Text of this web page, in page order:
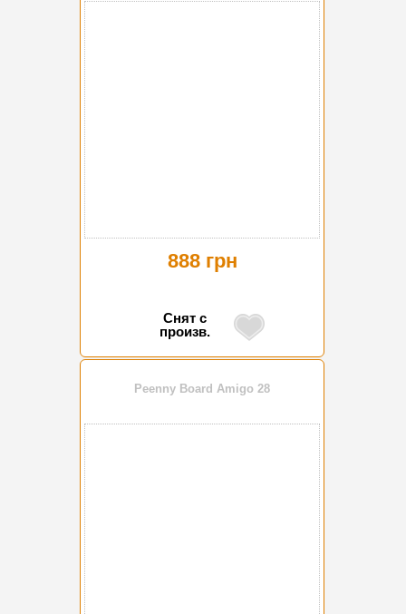
888 грн
Снят с
произв.
Peenny Board Amigo 28